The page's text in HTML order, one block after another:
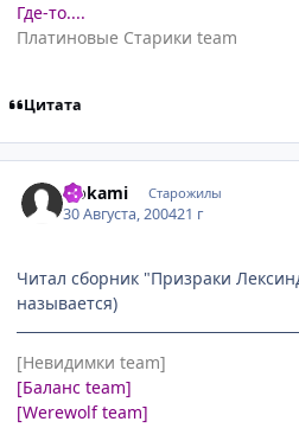
Где-то....
Платиновые Старики team
Цитата
Ookami Старожилы
30 Августа, 200421 г
Читал сборник "Призраки
называется)
[Невидимки team]
[Баланс team]
[Werewolf team]